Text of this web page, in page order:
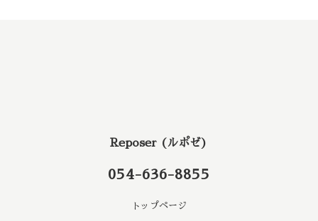
Reposer (ルポゼ)
054-636-8855
トップページ